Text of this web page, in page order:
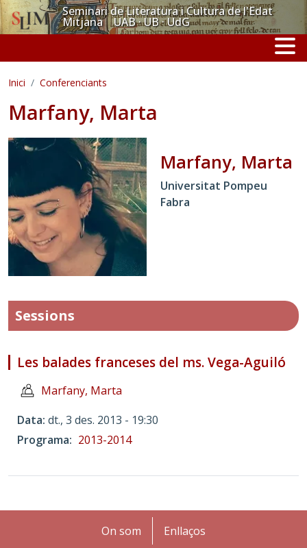
Vés al contingutSeminari de Literatura i Cultura de l'Edat
Mitjana UAB · UB · UdG
Inici Conferenciants
Marfany, Marta
Marfany, Marta
Universitat Pompeu
Fabra
Sessions
Les balades franceses del ms. Vega-Aguiló
Marfany, Marta
Data dt., 3 des. 2013 - 19:30
Programa
2013-2014
Peu
On som Enllaços